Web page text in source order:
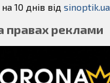
10 днів від sinoptik.ua
правах реклами